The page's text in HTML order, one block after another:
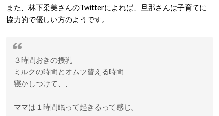
また、林下柔美さんのTwitterによれば、旦那さんは子育てに
協力的で優しい方のようです。
３時間おきの授乳
ミルクの時間とオムツ替える時間
寝かしつけて、、
ママは１時間眠って起きるって感じ。